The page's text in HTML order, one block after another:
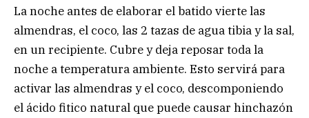
La noche antes de elaborar el batido vierte las
almendras, el coco, las 2 tazas de agua tibia y la sal,
en un recipiente. Cubre y deja reposar toda la
noche a temperatura ambiente. Esto servirá para
activar las almendras y el coco, descomponiendo
el ácido fitico natural que puede causar hinchazón